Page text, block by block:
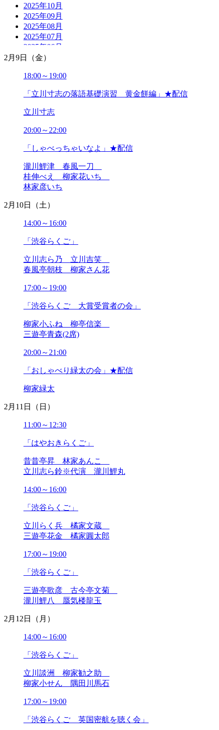
2025年10月
2025年09月
2025年08月
2025年07月
2025年06月
2025年05月
2025年03月
2025年02月
2025年01月
2024年12月
2024年10月
2024年08月
2024年06月
2024年05月
2024年04月
2024年03月
2024年02月
2024年01月
2023年11月
2023年09月
2023年08月
2023年07月
2023年06月
2023年05月
2023年03月
2023年02月
2022年12月
2022年11月
2022年10月
2022年09月
2022年07月
2022年05月
2022年04月
2022年03月
2022年02月
2022年01月
2021年11月
2021年09月
2021年08月
2021年07月
2021年06月
2021年05月
2021年03月
2021年01月
2020年12月
2020年10月
2020年09月
2020年08月
2020年07月
2020年05月
2020年04月
2020年02月
2020年01月
2019年12月
2月9日（金）
18:00～19:00
「立川寸志の落語基礎演習 黄金餅編」★配信
立川寸志
20:00～22:00
「しゃべっちゃいなよ」★配信
瀧川鯉津 春風一刀
桂伸べえ 柳家花いち
林家彦いち
2月10日（土）
14:00～16:00
「渋谷らくご」
立川志ら乃 立川吉笑
春風亭朝枝 柳家さん花
17:00～19:00
「渋谷らくご 大賞受賞者の会」
柳家小ふね 柳亭信楽
三遊亭青森(2席)
20:00～21:00
「おしゃべり緑太の会」★配信
柳家緑太
2月11日（日）
11:00～12:30
「はやおきらくご」
昔昔亭昇 林家あんこ
立川志ら鈴※代演 瀧川鯉丸
14:00～16:00
「渋谷らくご」
立川らく兵 橘家文蔵
三遊亭花金 橘家圓太郎
17:00～19:00
「渋谷らくご」
三遊亭歌彦 古今亭文菊
瀧川鯉八 蜃気楼龍玉
2月12日（月）
14:00～16:00
「渋谷らくご」
立川談洲 柳家勧之助
柳家小せん 隅田川馬石
17:00～19:00
「渋谷らくご 英国密航を聴く会」